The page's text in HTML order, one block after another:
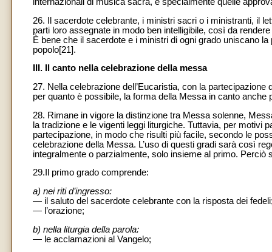
26. Il sacerdote celebrante, i ministri sacri o i ministranti, il
parti loro assegnate in modo ben intelligibile, così da
È bene che il sacerdote e i ministri di ogni grado uniscano
popolo[21].
III. Il canto nella celebrazione della messa
27. Nella celebrazione dell’Eucaristia, con la
per quanto è possibile, la forma della Messa in canto anche
28. Rimane in vigore la distinzione tra Messa solenne,
la tradizione e le vigenti leggi liturgiche. Tuttavia, per motivi
partecipazione, in modo che risulti più facile, secondo le
celebrazione della Messa. L’uso di questi gradi sarà così
integralmente o parzialmente, solo insieme al primo.
29.Il primo grado comprende:
a) nei riti d’ingresso:
— il saluto del sacerdote celebrante con la risposta dei
— l’orazione;
b) nella liturgia della parola:
— le acclamazioni al Vangelo;